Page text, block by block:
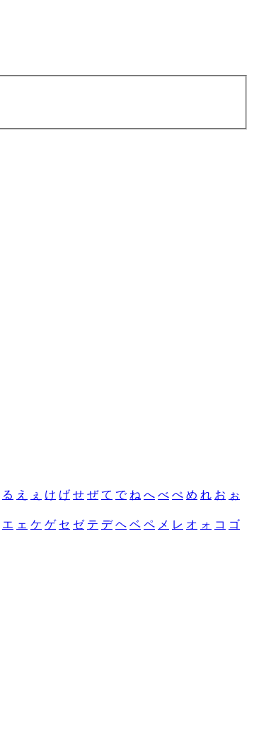
る え ぇ け げ せ ぜ て で ね へ べ ぺ め れ お ぉ
エ ェ ケ ゲ セ ゼ テ デ ヘ ベ ペ メ レ オ ォ コ ゴ